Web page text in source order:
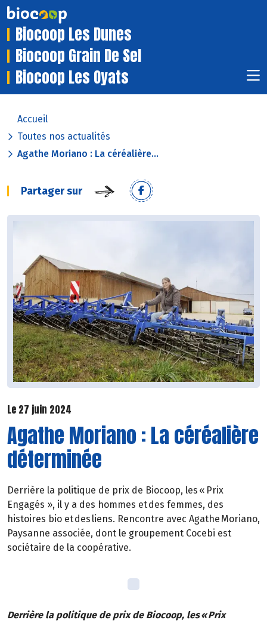
Biocoop Les Dunes
Biocoop Grain De Sel
Biocoop Les Oyats
Accueil
Toutes nos actualités
Agathe Moriano : La céréalière...
Partager sur
Le 27 juin 2024
Agathe Moriano : La céréalière
déterminée
Derrière la politique de prix de Biocoop, les « Prix
Engagés », il y a des hommes et des femmes, des
histoires bio et des liens. Rencontre avec Agathe Moriano,
Paysanne associée, dont le groupement Cocebi est
sociétaire de la coopérative.
Derrière la politique de prix de Biocoop, les « Prix